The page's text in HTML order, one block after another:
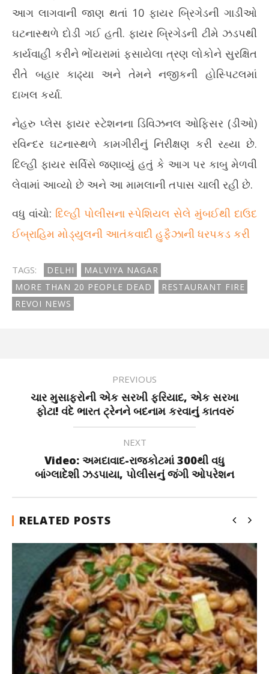
આગ લાગવાની જાણ થતાં 10 ફાયર બ્રિગેડની ગાડીઓ
ઘટનાસ્થળે દોડી ગઈ હતી. ફાયર બ્રિગેડની ટીમે ઝડપથી
કાર્યવાહી કરીને ભોંયરામાં ફસાયેલા ત્રણ લોકોને સુરક્ષિત
રીતે બહાર કાઢ્યા અને તેમને નજીકની હોસ્પિટલમાં
દાખલ કર્યા.
નેહરુ પ્લેસ ફાયર સ્ટેશનના ડિવિઝનલ ઓફિસર (ડીઓ)
રવિન્દર ઘટનાસ્થળે કામગીરીનું નિરીક્ષણ કરી રહ્યા છે.
દિલ્હી ફાયર સર્વિસે જણાવ્યું હતું કે આગ પર કાબુ મેળવી
લેવામાં આવ્યો છે અને આ મામલાની તપાસ ચાલી રહી છે.
વધુ વાંચો: દિલ્હી પોલીસના સ્પેશિયલ સેલે મુંબઈથી દાઉદ
ઈબ્રાહિમ મોડ્યુલની આતંકવાદી હુફૈઝાની ધરપકડ કરી
TAGS: DELHI
MALVIYA NAGAR
MORE THAN 20 PEOPLE DEAD
RESTAURANT FIRE
REVOI NEWS
PREVIOUS
ચાર મુસાફરોની એક સરખી ફરિયાદ, એક સરખા
ફોટા! વંદે ભારત ટ્રેનને બદનામ કરવાનું કાતવરું
NEXT
Video: અમદાવાદ-રાજકોટમાં 300થી વધુ
બાંગ્લાદેશી ઝડપાયા, પોલીસનું જંગી ઓપરેશન
RELATED POSTS